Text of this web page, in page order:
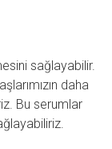
sağlayabilir.
daha
Bu serumlar